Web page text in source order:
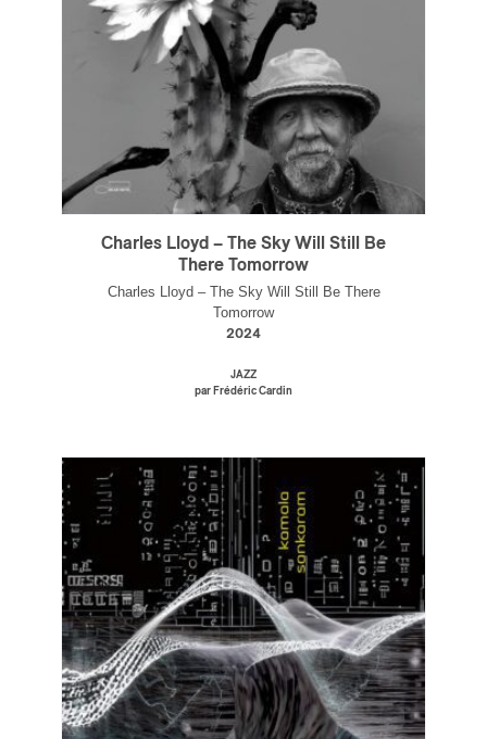
Charles Lloyd – The Sky Will Still Be
There Tomorrow
Charles Lloyd – The Sky Will Still Be There
Tomorrow
2024
JAZZ
par Frédéric Cardin